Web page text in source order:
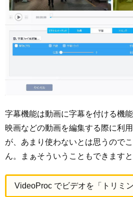
字幕機能は動画に字幕を付ける機
映画などの動画を編集する際に利
が、あまり使わないとは思うので
ん。まぁそういうこともできますと
VideoProc でビデオを「トリミ